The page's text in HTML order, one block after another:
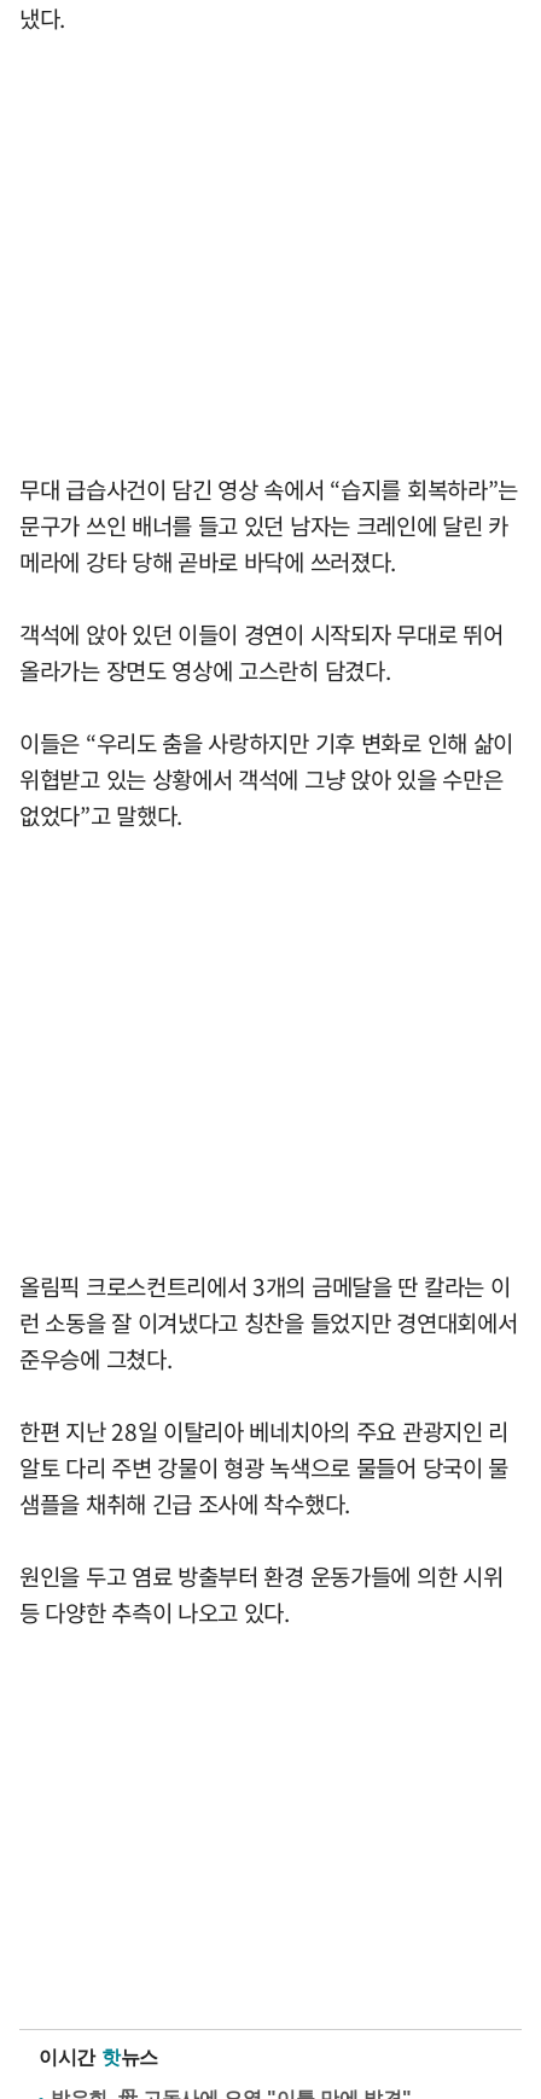
냈다.
무대 급습사건이 담긴 영상 속에서 “습지를 회복하라”는
문구가 쓰인 배너를 들고 있던 남자는 크레인에 달린 카
메라에 강타 당해 곧바로 바닥에 쓰러졌다.
객석에 앉아 있던 이들이 경연이 시작되자 무대로 뛰어
올라가는 장면도 영상에 고스란히 담겼다.
이들은 “우리도 춤을 사랑하지만 기후 변화로 인해 삶이
위협받고 있는 상황에서 객석에 그냥 앉아 있을 수만은
없었다”고 말했다.
올림픽 크로스컨트리에서 3개의 금메달을 딴 칼라는 이
런 소동을 잘 이겨냈다고 칭찬을 들었지만 경연대회에서
준우승에 그쳤다.
한편 지난 28일 이탈리아 베네치아의 주요 관광지인 리
알토 다리 주변 강물이 형광 녹색으로 물들어 당국이 물
샘플을 채취해 긴급 조사에 착수했다.
원인을 두고 염료 방출부터 환경 운동가들에 의한 시위
등 다양한 추측이 나오고 있다.
이시간 핫뉴스